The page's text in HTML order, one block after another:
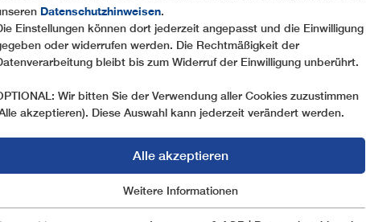
Datenschutzhinweisen.
Einstellungen können dort jederzeit angepasst und die Einwilligung
oder widerrufen werden. Die Rechtmäßigkeit der
bleibt bis zum Widerruf der Einwilligung unberührt.
Wir bitten Sie der Verwendung aller Cookies zuzustimmen
akzeptieren). Diese Auswahl kann jederzeit verändert werden.
Alle akzeptieren
Marketing
Weitere Informationen